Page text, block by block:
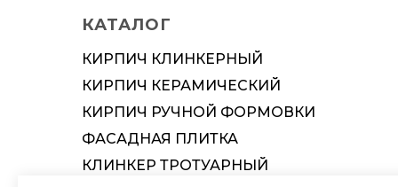
Вид деятельности
Юридический адрес
Почтовый и Фактический адрес
Телефон
Вид деятельности
ИНН
КПП
Фактический и почтовый адрес
КАТАЛОГ
КИРПИЧ КЛИНКЕРНЫЙ
КИРПИЧ КЕРАМИЧЕСКИЙ
КИРПИЧ РУЧНОЙ ФОРМОВКИ
ФАСАДНАЯ ПЛИТКА
КЛИНКЕР ТРОТУАРНЫЙ